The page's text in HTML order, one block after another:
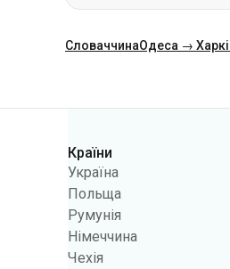
Категорії
Німеччина
Чехія
Словаччина